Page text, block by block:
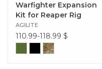
Warfighter Expansion
Kit for Reaper Rig
AGILITE
110.99-118.99 $